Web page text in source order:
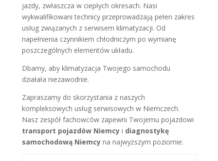
jazdy, zwłaszcza w ciepłych okresach. Nasi
wykwalifikowani technicy przeprowadzają pełen zakres
usług związanych z serwisem klimatyzacji. Od
napełnienia czynnikiem chłodniczym po wymianę
poszczególnych elementów układu.
Dbamy, aby klimatyzacja Twojego samochodu
działała niezawodnie.
Zapraszamy do skorzystania z naszych
kompleksowych usług serwisowych w Niemczech.
Nasz zespół fachowców zapewni Twojemu pojazdowi
transport pojazdów Niemcyi diagnostykę
samochodową Niemcyna najwyższym poziomie.